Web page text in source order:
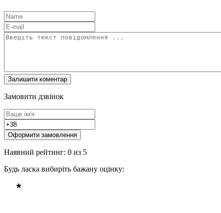
Замовити дзвінок
Оформити замовлення
Наявний рейтинг: 0 из 5
Будь ласка вибиріть бажану оцінку: